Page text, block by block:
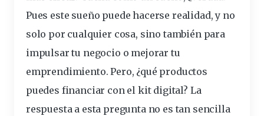
Pues este sueño puede hacerse realidad, y no
solo por cualquier cosa, sino también para
impulsar tu negocio o mejorar tu
emprendimiento. Pero, ¿qué productos
puedes financiar con el kit digital? La
respuesta a esta pregunta no es tan sencilla